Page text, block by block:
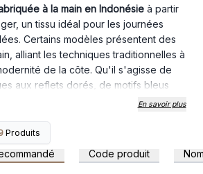
à la main en Indonésie à partir
un tissu idéal pour les journées
Certains modèles présentent des
alliant les techniques traditionnelles à
de la côte. Qu'il s'agisse de
aux reflets dorés, de motifs bleus
en bloc, ces vêtements font
collection ?
:Le thème côtier est toujours en
et en été.
En savoir plus
Produits
Code produit
gros
inscrivez-vous pour
accéder aux prix de gros